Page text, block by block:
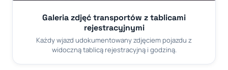
Galeria zdjęć transportów z tablicami
rejestracyjnymi
Każdy wjazd udokumentowany zdjęciem pojazdu z
widoczną tablicą rejestracyjną i godziną.